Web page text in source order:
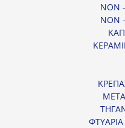
NON
NON